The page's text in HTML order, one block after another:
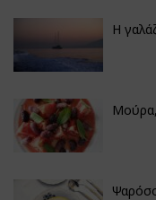
Η
Μούρα,